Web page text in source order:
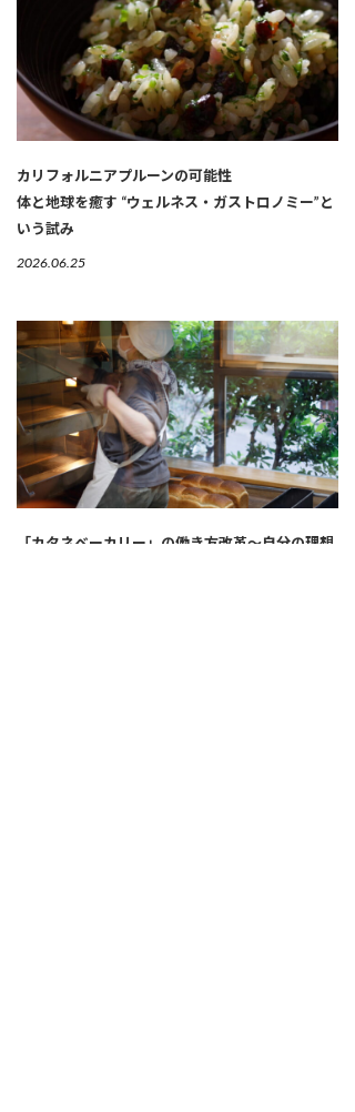
カリフォルニアプルーンの可能性
体と地球を癒す “ウェルネス・ガストロノミー”と
いう試み
2026.06.25
「カタネベーカリー」の働き方改革～自分の理想